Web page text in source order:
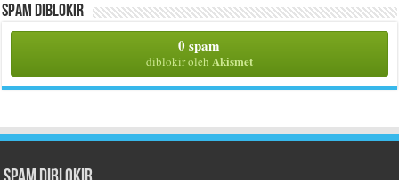
Spam Diblokir
0 spam
diblokir oleh Akismet